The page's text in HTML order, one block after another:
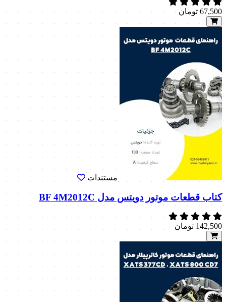
67,500 تومان
مستندات
کتاب قطعات موتور دویتس مدل BF 4M2012C
142,500 تومان